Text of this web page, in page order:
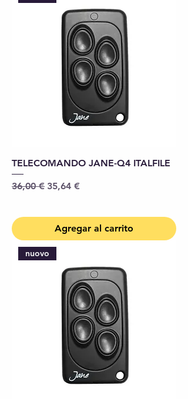
TELECOMANDO JANE-Q4 ITALFILE
Precio
36,00 € Precio de oferta
35,64 €
Agregar al carrito
nuovo